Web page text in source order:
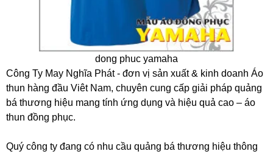
dong phuc yamaha
Công Ty May Nghĩa Phát - đơn vị sản xuất & kinh doanh Áo
thun hàng đầu Viêt Nam, chuyên cung cấp giải pháp quảng
bá thương hiệu mang tính ứng dụng và hiệu quả cao – áo
thun đồng phục.
Quý công ty đang có nhu cầu quảng bá thương hiệu thông